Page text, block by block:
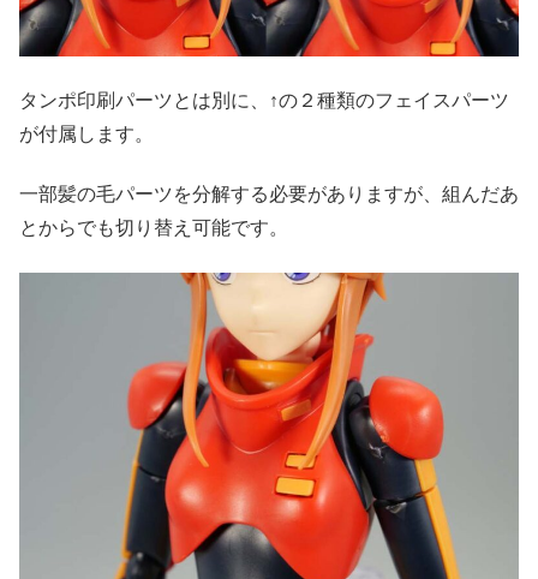
タンポ印刷パーツとは別に、↑の２種類のフェイスパーツ
が付属します。
一部髪の毛パーツを分解する必要がありますが、組んだあ
とからでも切り替え可能です。